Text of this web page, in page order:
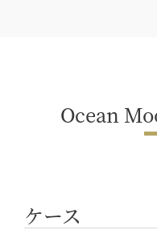
Ocean
ケース